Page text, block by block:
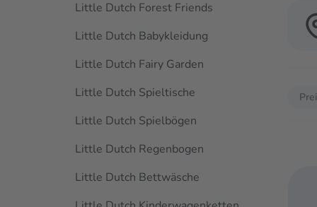
Little Dutch Forest Friends
Little Dutch Babykleidung
Little Dutch Fairy Garden
Little Dutch Spieltische
Little Dutch Spielbögen
Little Dutch Regenbogen
Little Dutch Bettwäsche